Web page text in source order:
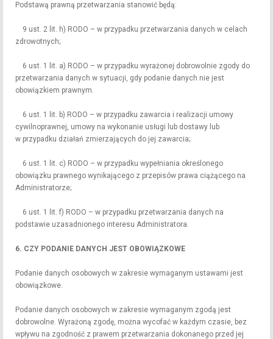
Podstawą prawną przetwarzania stanowić będą:
9 ust. 2 lit. h) RODO – w przypadku przetwarzania danych w celach
zdrowotnych;
6 ust. 1 lit. a) RODO – w przypadku wyrażonej dobrowolnie zgody do
przetwarzania danych w sytuacji, gdy podanie danych nie jest
obowiązkiem prawnym.
6 ust. 1 lit. b) RODO – w przypadku zawarcia i realizacji umowy
cywilnoprawnej, umowy na wykonanie usługi lub dostawy lub
w przypadku działań zmierzających do jej zawarcia;
6 ust. 1 lit. c) RODO – w przypadku wypełniania określonego
obowiązku prawnego wynikającego z przepisów prawa ciążącego na
Administratorze;
6 ust. 1 lit. f) RODO – w przypadku przetwarzania danych na
podstawie uzasadnionego interesu Administratora.
6. CZY PODANIE DANYCH JEST OBOWIĄZKOWE
Podanie danych osobowych w zakresie wymaganym ustawami jest
obowiązkowe.
Podanie danych osobowych w zakresie wymaganym zgodą jest
dobrowolne. Wyrażoną zgodę, można wycofać w każdym czasie, bez
wpływu na zgodność z prawem przetwarzania dokonanego przed jej